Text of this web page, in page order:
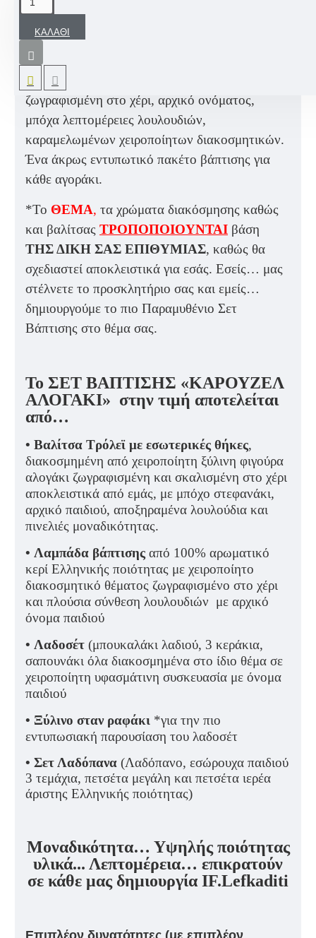
ΚΑΛΆΘΙ
Ένα μοναδικό Βαπτιστικό σετ σε μπλε
αποχρώσεις με βαλίτσα διακοσμημένη από
ξύλινη φιγούρα «Καρουζέλ Aλογάκι»
ζωγραφισμένη στο χέρι, αρχικό ονόματος,
μπόχα λεπτομέρειες λουλουδιών,
καραμελωμένων χειροποίητων διακοσμητικών.
Ένα άκρως εντυπωτικό πακέτο βάπτισης για
κάθε αγοράκι.
*Το ΘΕΜΑ, τα χρώματα διακόσμησης καθώς
και βαλίτσας ΤΡΟΠΟΠΟΙΟΥΝΤΑΙ βάση
ΤΗΣ ΔΙΚΗ ΣΑΣ ΕΠΙΘΥΜΙΑΣ, καθώς θα
σχεδιαστεί αποκλειστικά για εσάς. Εσείς… μας
στέλνετε το προσκλητήριο σας και εμείς…
δημιουργούμε το πιο Παραμυθένιο Σετ
Βάπτισης στο θέμα σας.
Το ΣΕΤ ΒΑΠΤΙΣΗΣ «ΚΑΡΟΥΖΕΛ
AΛΟΓΑΚΙ» στην τιμή αποτελείται
από…
• Βαλίτσα Τρόλεϊ με εσωτερικές θήκες,
διακοσμημένη από χειροποίητη ξύλινη φιγούρα
αλογάκι ζωγραφισμένη και σκαλισμένη στο χέρι
αποκλειστικά από εμάς, με μπόχο στεφανάκι,
αρχικό παιδιού, αποξηραμένα λουλούδια και
πινελιές μοναδικότητας.
• Λαμπάδα βάπτισης από 100% αρωματικό
κερί Ελληνικής ποιότητας με χειροποίητο
διακοσμητικό θέματος ζωγραφισμένο στο χέρι
και πλούσια σύνθεση λουλουδιών με αρχικό
όνομα παιδιού
• Λαδοσέτ (μπουκαλάκι λαδιού, 3 κεράκια,
σαπουνάκι όλα διακοσμημένα στο ίδιο θέμα σε
χειροποίητη υφασμάτινη συσκευασία με όνομα
παιδιού
• Ξύλινο σταν ραφάκι *για την πιο
εντυπωσιακή παρουσίαση του λαδοσέτ
• Σετ Λαδόπανα (Λαδόπανο, εσώρουχα παιδιού
3 τεμάχια, πετσέτα μεγάλη και πετσέτα ιερέα
άριστης Ελληνικής ποιότητας)
Μοναδικότητα… Υψηλής ποιότητας
υλικά... Λεπτομέρεια… επικρατούν
σε κάθε μας δημιουργία IF.Lefkaditi
Επιπλέον δυνατότητες (με επιπλέον